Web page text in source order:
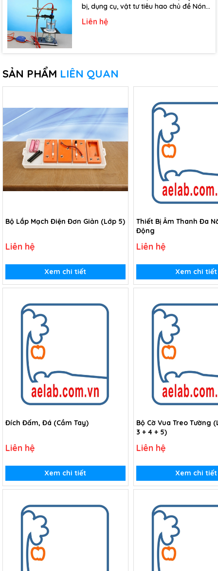
bị, dụng cụ, vật tư tiêu hao chủ đề Nóng
Liên hệ
SẢN PHẨM LIÊN QUAN
Bộ Lắp Mạch Điện Đơn Giản (Lớp 5)
Liên hệ
Xem chi tiết
Thiết Bị Âm Thanh Đa
Động
Liên hệ
Xem chi tiết
Đích Đấm, Đá (Cầm Tay)
Liên hệ
Xem chi tiết
Bộ Cờ Vua Treo Tường
3 + 4 + 5)
Liên hệ
Xem chi tiết